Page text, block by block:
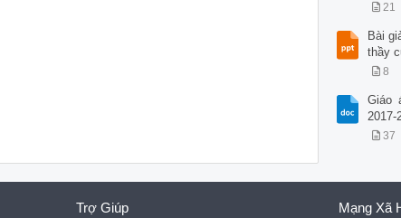
21
Bài
thầy
8
Giáo
2017-
37
Trợ Giúp Mạng Xã